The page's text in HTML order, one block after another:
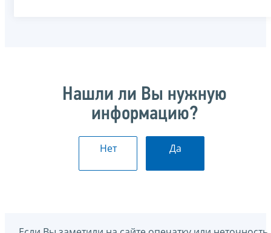
Нашли ли Вы нужную
информацию?
Нет Да